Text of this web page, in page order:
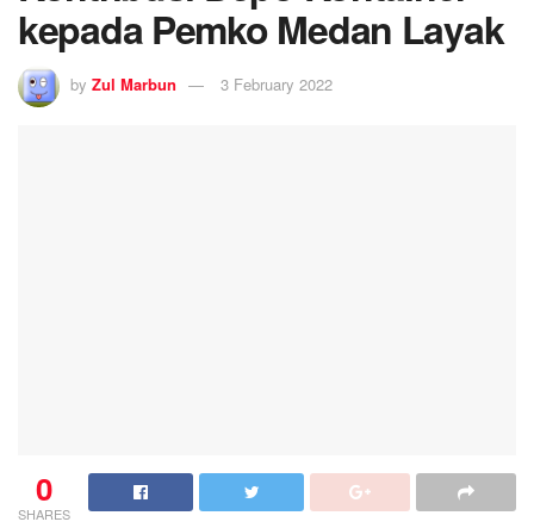
kepada Pemko Medan Layak
by Zul Marbun 3 February 2022
0
SHARES